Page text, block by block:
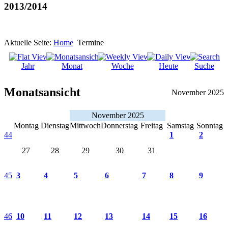
2013/2014
Aktuelle Seite: Home Termine
Jahr Monat Woche Heute Suche
Monatsansicht November 2025
November 2025
Montag DienstagMittwochDonnerstag Freitag Samstag Sonntag
44
27
28 29 30 31
1 2
45 3 4 5 6 7 8 9
46 10 11 12 13 14 15 16